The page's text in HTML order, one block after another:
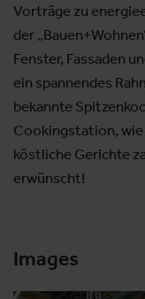
Vorträge zu
der
Fenster, Fassaden
ein spannendes
bekannte
Cookingstation, wie
köstliche Gerichte
erwünscht!
Images